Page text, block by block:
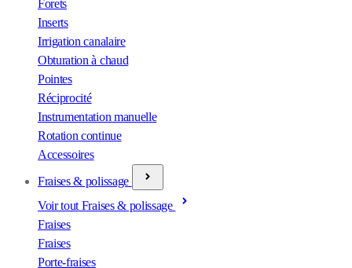
Forets
Inserts
Irrigation canalaire
Obturation à chaud
Pointes
Réciprocité
Instrumentation manuelle
Rotation continue
Accessoires
Fraises & polissage
Voir tout Fraises & polissage
Fraises
Fraises
Porte-fraises